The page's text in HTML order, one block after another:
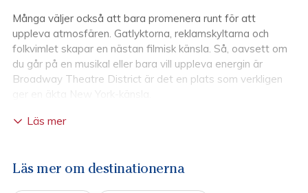
Många väljer också att bara promenera runt för att
uppleva atmosfären. Gatlyktorna, reklamskyltarna och
folkvimlet skapar en nästan filmisk känsla. Så, oavsett om
du går på en musikal eller bara vill uppleva energin är
Broadway Theatre District är det en plats som verkligen
Vill du uppleva en musikal/show hjälper vi dig att boka
Läs mer
Läs mer om destinationerna